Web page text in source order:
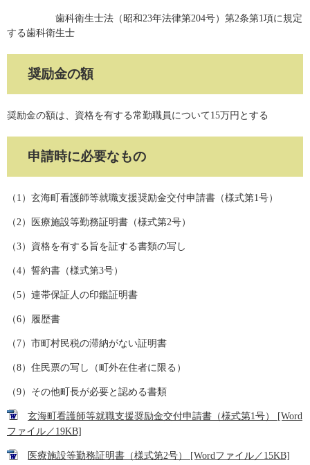
歯科衛生士法（昭和23年法律第204号）第2条第1項に規定
する歯科衛生士
奨励金の額
奨励金の額は、資格を有する常勤職員について15万円とする
申請時に必要なもの
（1）玄海町看護師等就職支援奨励金交付申請書（様式第1号）
（2）医療施設等勤務証明書（様式第2号）
（3）資格を有する旨を証する書類の写し
（4）誓約書（様式第3号）
（5）連帯保証人の印鑑証明書
（6）履歴書
（7）市町村民税の滞納がない証明書
（8）住民票の写し（町外在住者に限る）
（9）その他町長が必要と認める書類
玄海町看護師等就職支援奨励金交付申請書（様式第1号） [Word
ファイル／19KB]
医療施設等勤務証明書（様式第2号） [Wordファイル／15KB]